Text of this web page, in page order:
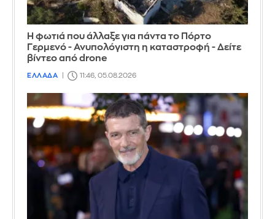
Η φωτιά που άλλαξε για πάντα το Πόρτο
Γερμενό - Ανυπολόγιστη η καταστροφή - Δείτε
βίντεο από drone
ΕΛΛΑΔΑ 11:46, 05.08.2026